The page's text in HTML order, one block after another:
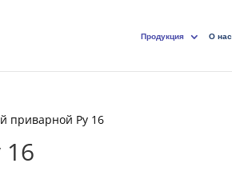
Продукция О нас
приварной Ру 16